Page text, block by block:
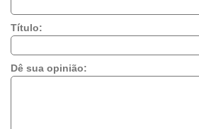
Título:
Dê sua opinião: